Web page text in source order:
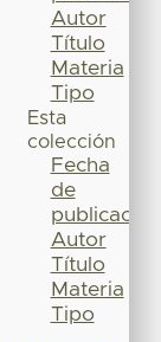
Autor
Título
Materia
Tipo
Esta
colección
Fecha
de
publicación
Autor
Título
Materia
Tipo